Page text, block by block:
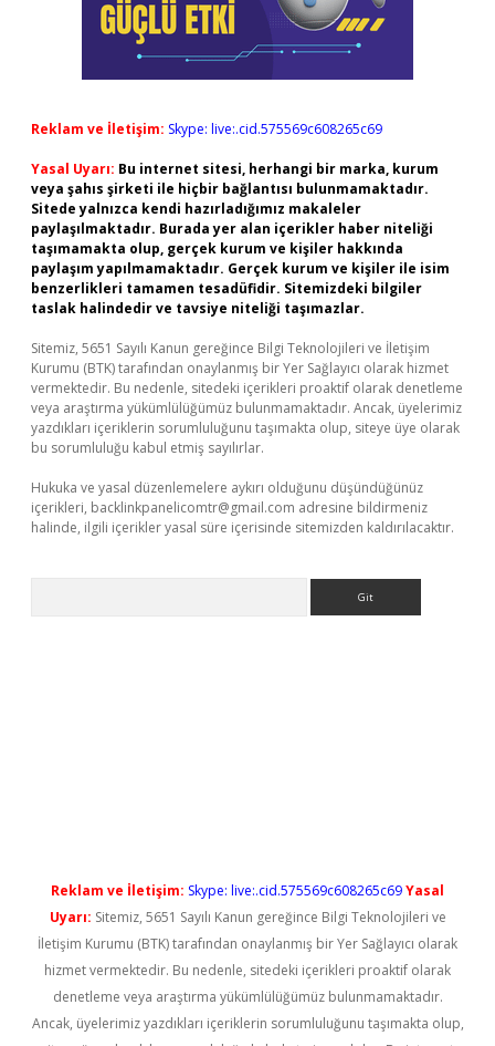
Reklam ve İletişim: Skype: live:.cid.575569c608265c69
Yasal Uyarı: Bu internet sitesi, herhangi bir marka, kurum
veya şahıs şirketi ile hiçbir bağlantısı bulunmamaktadır.
Sitede yalnızca kendi hazırladığımız makaleler
paylaşılmaktadır. Burada yer alan içerikler haber niteliği
taşımamakta olup, gerçek kurum ve kişiler hakkında
paylaşım yapılmamaktadır. Gerçek kurum ve kişiler ile isim
benzerlikleri tamamen tesadüfidir. Sitemizdeki bilgiler
taslak halindedir ve tavsiye niteliği taşımazlar.
Sitemiz, 5651 Sayılı Kanun gereğince Bilgi Teknolojileri ve İletişim
Kurumu (BTK) tarafından onaylanmış bir Yer Sağlayıcı olarak hizmet
vermektedir. Bu nedenle, sitedeki içerikleri proaktif olarak denetleme
veya araştırma yükümlülüğümüz bulunmamaktadır. Ancak, üyelerimiz
yazdıkları içeriklerin sorumluluğunu taşımakta olup, siteye üye olarak
bu sorumluluğu kabul etmiş sayılırlar.
Hukuka ve yasal düzenlemelere aykırı olduğunu düşündüğünüz
içerikleri, backlinkpanelicomtr@gmail.com adresine bildirmeniz
halinde, ilgili içerikler yasal süre içerisinde sitemizden kaldırılacaktır.
Reklam ve İletişim: Skype: live:.cid.575569c608265c69Yasal
Uyarı: Sitemiz, 5651 Sayılı Kanun gereğince Bilgi Teknolojileri ve
İletişim Kurumu (BTK) tarafından onaylanmış bir Yer Sağlayıcı olarak
hizmet vermektedir. Bu nedenle, sitedeki içerikleri proaktif olarak
denetleme veya araştırma yükümlülüğümüz bulunmamaktadır.
Ancak, üyelerimiz yazdıkları içeriklerin sorumluluğunu taşımakta olup,